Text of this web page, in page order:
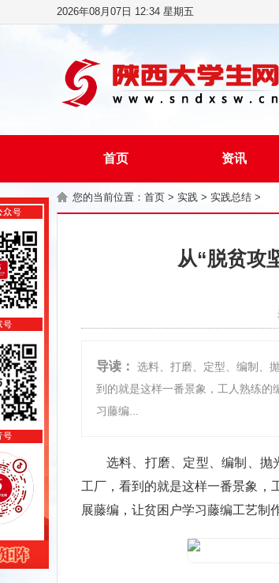
2026年08月07日 12:34 星期五
首页 资讯
您的当前位置： 首页 > 实践 > 实践总结 >
从“脱贫攻
导读：
选料、打磨、定型、编制、
到的就是这样一番景象，工人熟练的
习藤编...
选料、打磨、定型、编制、
工厂，看到的就是这样一番景象，
展藤编，让贫困户学习藤编工艺制